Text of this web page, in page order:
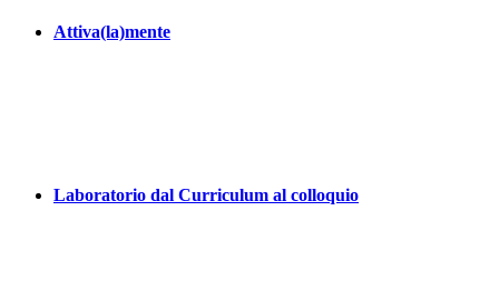
Attiva(la)mente
Laboratorio dal Curriculum al colloquio